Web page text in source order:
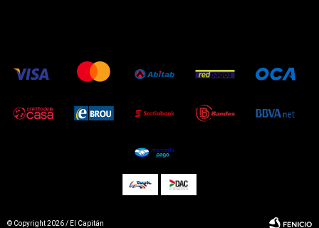
© Copyright 2026 / El Capitán